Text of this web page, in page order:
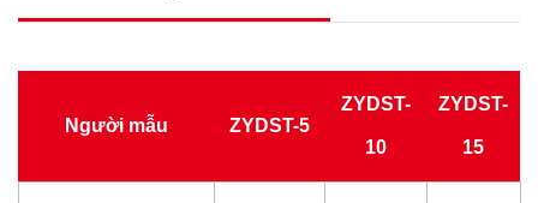
Người mẫu ZYDST-5
ZYDST-
10
ZYDST-
15